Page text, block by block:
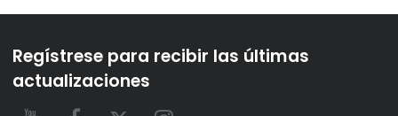
Regístrese para recibir las últimas
actualizaciones